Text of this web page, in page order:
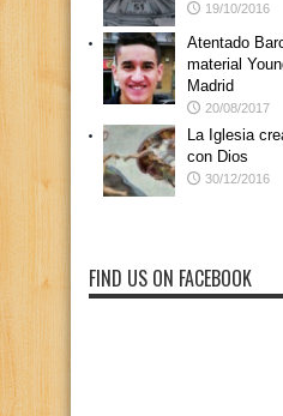
19/10/2016
Atentado
material
Madrid
20/08/2017
La Iglesia
con Dios
30/12/2016
FIND US ON FACEBOOK